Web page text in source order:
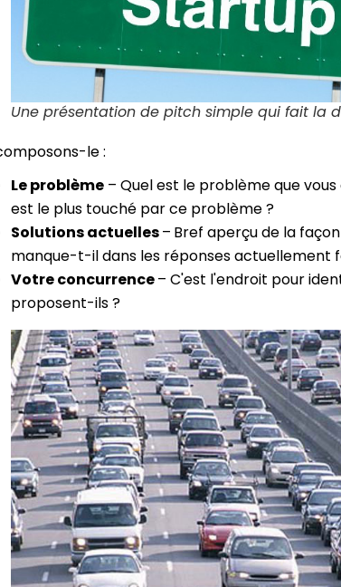
Une présentation de pitch simple qui fait la
le :
Le problème– Quel est le problème que
est le plus touché par ce problème ?
Solutions actuelles– Bref aperçu de la
manque-t-il dans les réponses actuellement
Votre concurrence– C'est l'endroit pour
proposent-ils ?